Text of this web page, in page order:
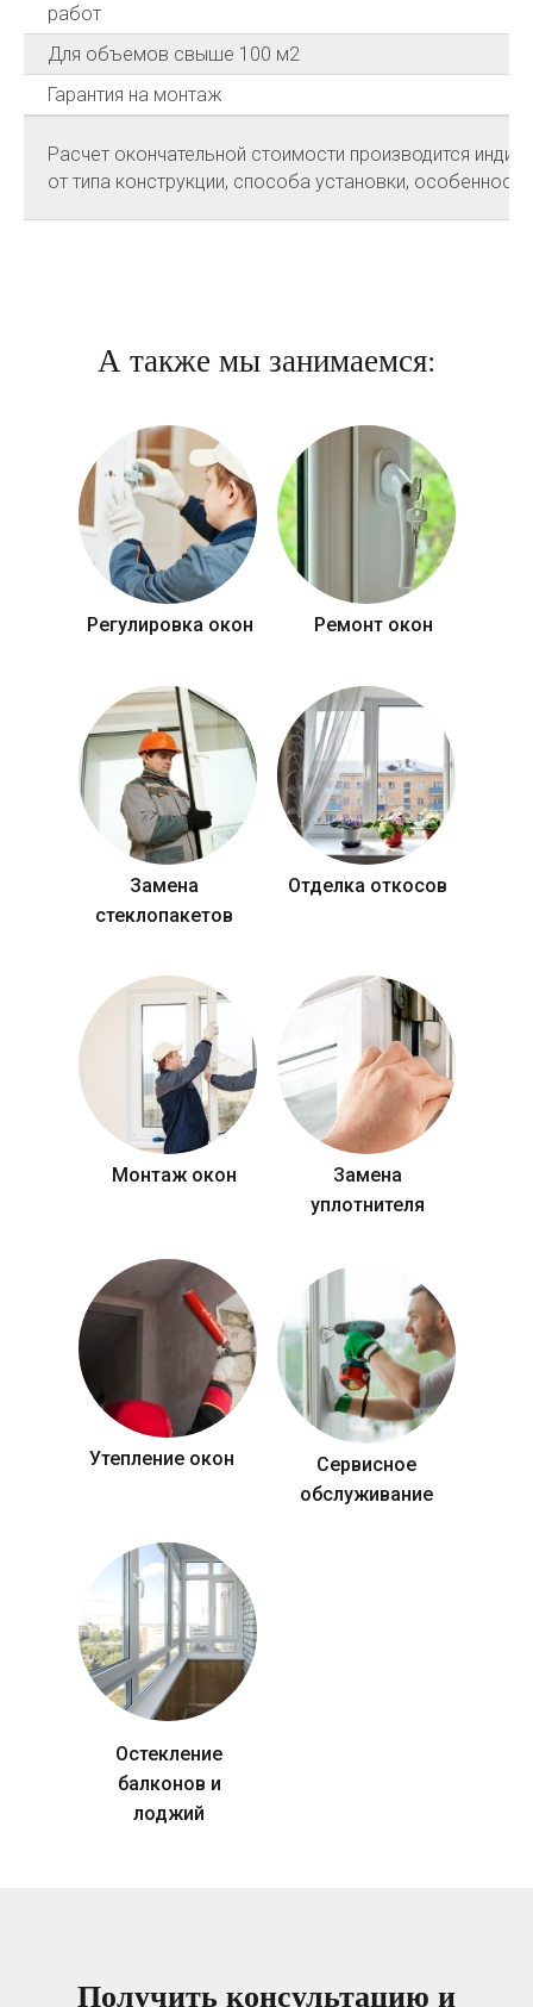
работ
Для объемов свыше 100 м2
Гарантия на монтаж
Расчет окончательной стоимости производится
от типа конструкции, способа установки,
А также мы занимаемся:
Регулировка окон Ремонт окон
Замена
стеклопакетов
Отделка откосов
Монтаж окон
Замена
уплотнителя
Утепление окон
Сервисное
обслуживание
Остекление
балконов и
лоджий
Получить консультацию и